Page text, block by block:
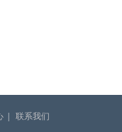
| 联系我们